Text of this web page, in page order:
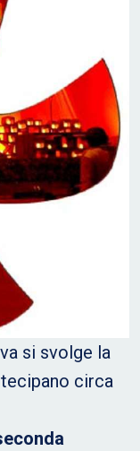
si svolge la
circa